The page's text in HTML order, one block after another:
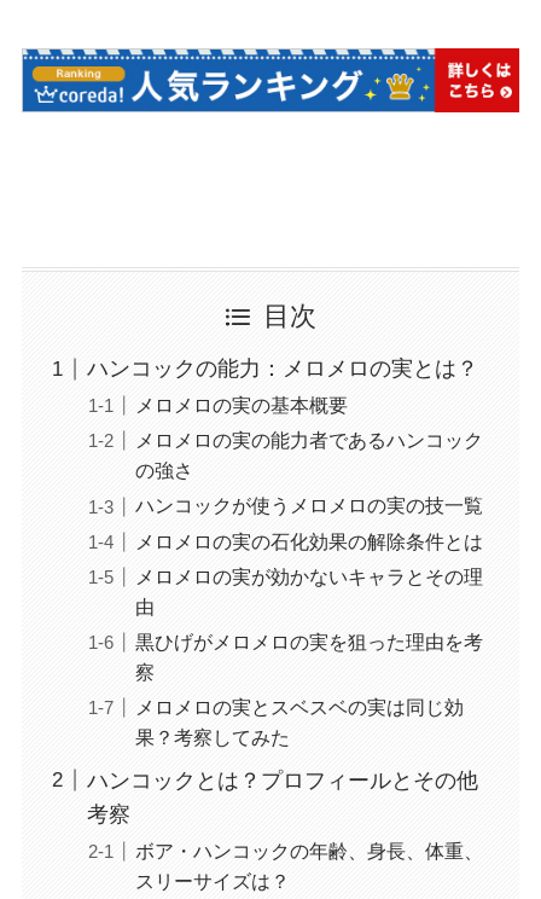
目次
ハンコックの能力：メロメロの実とは？
メロメロの実の基本概要
メロメロの実の能力者であるハンコック
の強さ
ハンコックが使うメロメロの実の技一覧
メロメロの実の石化効果の解除条件とは
メロメロの実が効かないキャラとその理
由
黒ひげがメロメロの実を狙った理由を考
察
メロメロの実とスベスベの実は同じ効
果？考察してみた
ハンコックとは？プロフィールとその他
考察
ボア・ハンコックの年齢、身長、体重、
スリーサイズは？